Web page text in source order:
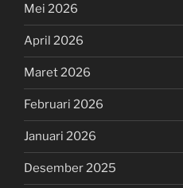
Mei 2026
April 2026
Maret 2026
Februari 2026
Januari 2026
Desember 2025